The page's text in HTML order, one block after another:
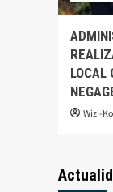
LOCAL
Wizi-